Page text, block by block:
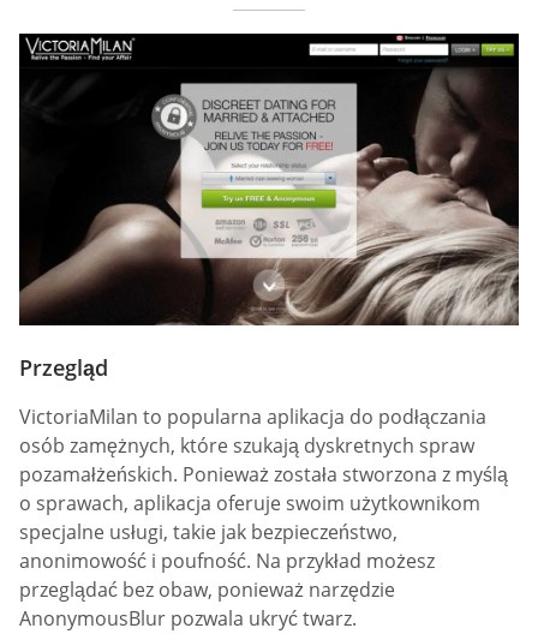
Przegląd
VictoriaMilan to popularna aplikacja do podłączania
osób zamężnych, które szukają dyskretnych spraw
pozamałżeńskich. Ponieważ została stworzona z myślą
o sprawach, aplikacja oferuje swoim użytkownikom
specjalne usługi, takie jak bezpieczeństwo,
anonimowość i poufność. Na przykład możesz
przeglądać bez obaw, ponieważ narzędzie
AnonymousBlur pozwala ukryć twarz.